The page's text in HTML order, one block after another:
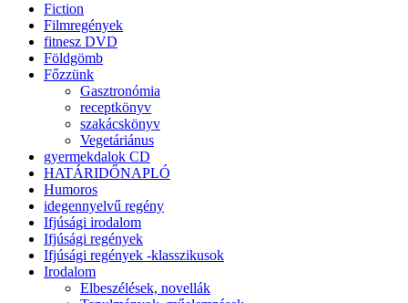
Fiction
Filmregények
fitnesz DVD
Földgömb
Főzzünk
Gasztronómia
receptkönyv
szakácskönyv
Vegetáriánus
gyermekdalok CD
HATÁRIDŐNAPLÓ
Humoros
idegennyelvű regény
Ifjúsági irodalom
Ifjúsági regények
Ifjúsági regények -klasszikusok
Irodalom
Elbeszélések, novellák